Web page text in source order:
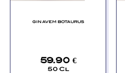
GIN AVEM BOTAURUS
59.90 €
50 Cl